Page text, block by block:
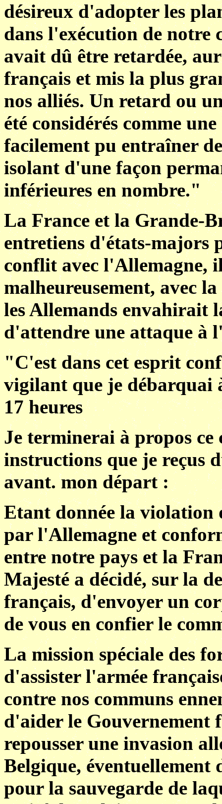
désireux d'adopter les
dans l'exécution de notre
avait dû être retardée,
français et mis la plus
nos alliés. Un retard ou
été considérés comme
facilement pu entraîner
isolant d'une façon
inférieures en nombre."
La France et la Grande-
entretiens d'états-
conflit avec l'Allemagne,
malheureusement, avec
les Allemands envahirait
d'attendre une attaque à
"C'est dans cet esprit
vigilant que je débarquai
17 heures
Je terminerai à propos
instructions que je reçus
avant. mon départ :
Etant donnée la violation
par l'Allemagne et
entre notre pays et la
Majesté a décidé, sur la
français, d'envoyer un
de vous en confier le
La mission spéciale des
d'assister l'armée
contre nos communs
d'aider le Gouvernement
repousser une invasion
Belgique,
pour la sauvegarde de